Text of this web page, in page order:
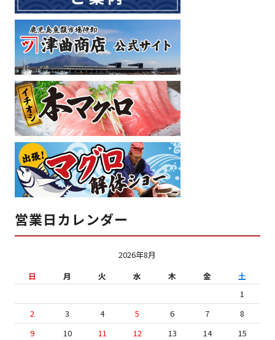
営業日カレンダー
2026年8月
日
月 火 水 木 金
土
1
2
3 4 5 6 7
8
9
10 11 12 13 14
15